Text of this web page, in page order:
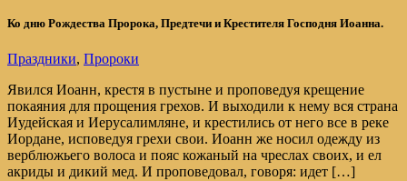
Ко дню Рождества Пророка, Предтечи и Крестителя Господня Иоанна.
Праздники, Пророки
Явился Иоанн, крестя в пустыне и проповедуя крещение
покаяния для прощения грехов. И выходили к нему вся страна
Иудейская и Иерусалимляне, и крестились от него все в реке
Иордане, исповедуя грехи свои. Иоанн же носил одежду из
верблюжьего волоса и пояс кожаный на чреслах своих, и ел
акриды и дикий мед. И проповедовал, говоря: идет […]